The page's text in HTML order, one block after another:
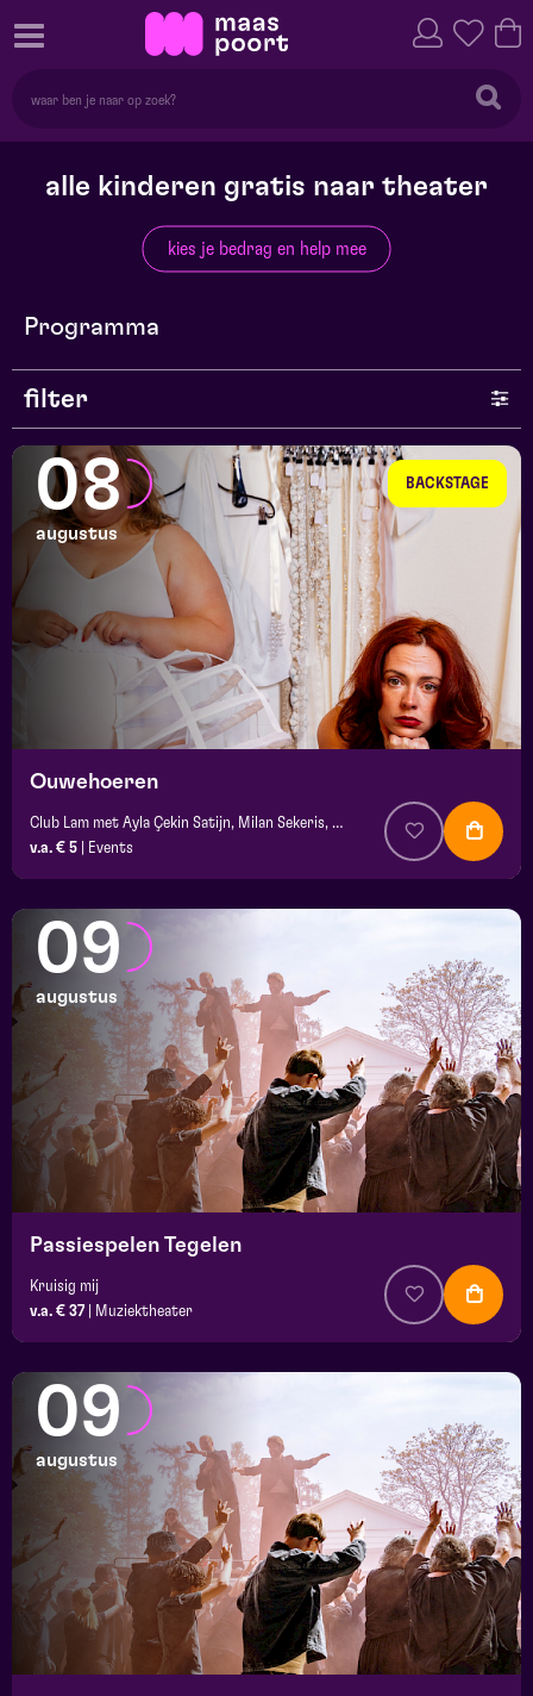
alle kinderen gratis naar theater
kies je bedrag en help mee
Programma
filter
genre
series en selecties
BACKSTAGE
08
augustus
Ouwehoeren
Club Lam met Ayla Çekin Satijn, Milan Sekeris, Dic van Duin, Jean-Baptiste Rey e.a.
v.a. € 5
Events
09
augustus
Passiespelen Tegelen
Kruisig mij
v.a. € 37
Muziektheater
09
augustus